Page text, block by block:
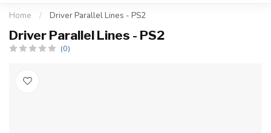
Home / Driver Parallel Lines - PS2
Driver Parallel Lines - PS2
(0)